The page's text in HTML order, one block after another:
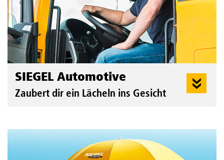
SIEGEL Automotive
Zaubert dir ein Lächeln ins Gesicht